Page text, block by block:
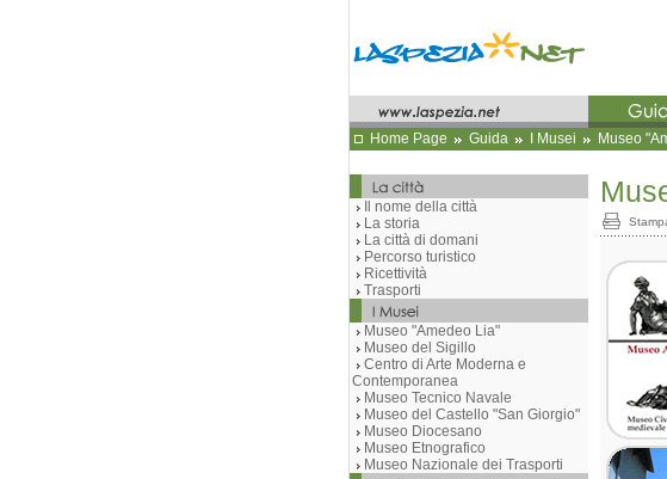
Home Page Guida I Musei Museo
Il nome della città
La storia
La città di domani
Percorso turistico
Ricettività
Trasporti
Museo "Amedeo Lia"
Museo del Sigillo
Centro di Arte Moderna e
Contemporanea
Museo Tecnico Navale
Museo del Castello "San Giorgio"
Museo Diocesano
Museo Etnografico
Museo Nazionale dei Trasporti